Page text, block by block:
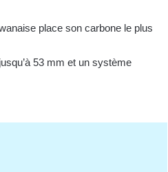
place son carbone le plus
53 mm et un système